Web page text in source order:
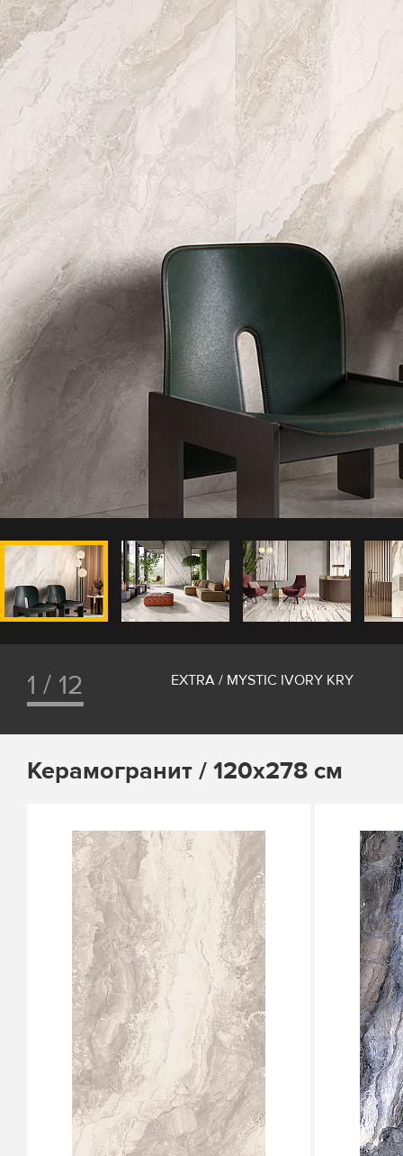
1 / 12 EXTRA / MYSTIC IVORY KRY
Керамогранит / 120х278 см